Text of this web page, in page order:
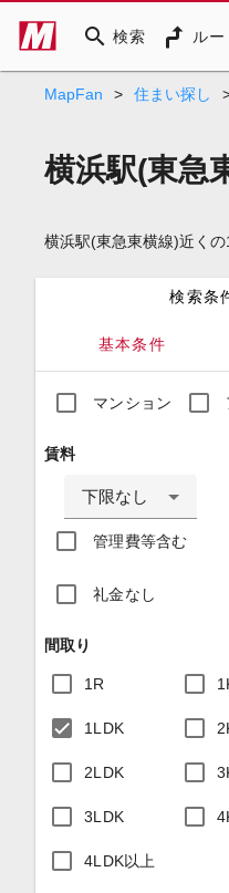
search 検索 ル
MapFan > 住まい探し
横浜駅(東急
横浜駅(東急東横線)近く
検索条
基本条件
マンション
賃料
下限なし
管理費等含む
礼金なし
間取り
1R
1LDK
2LDK
3LDK
4LDK以上